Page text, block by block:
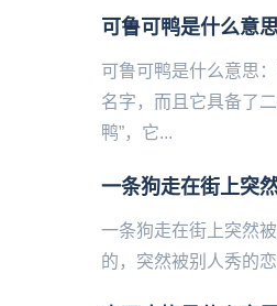
可鲁可鸭是什么意
可鲁可鸭是什么意思
名字，而且它具备了
鸭”，它...
一条狗走在街上突
一条狗走在街上突然
的，突然被别人秀的